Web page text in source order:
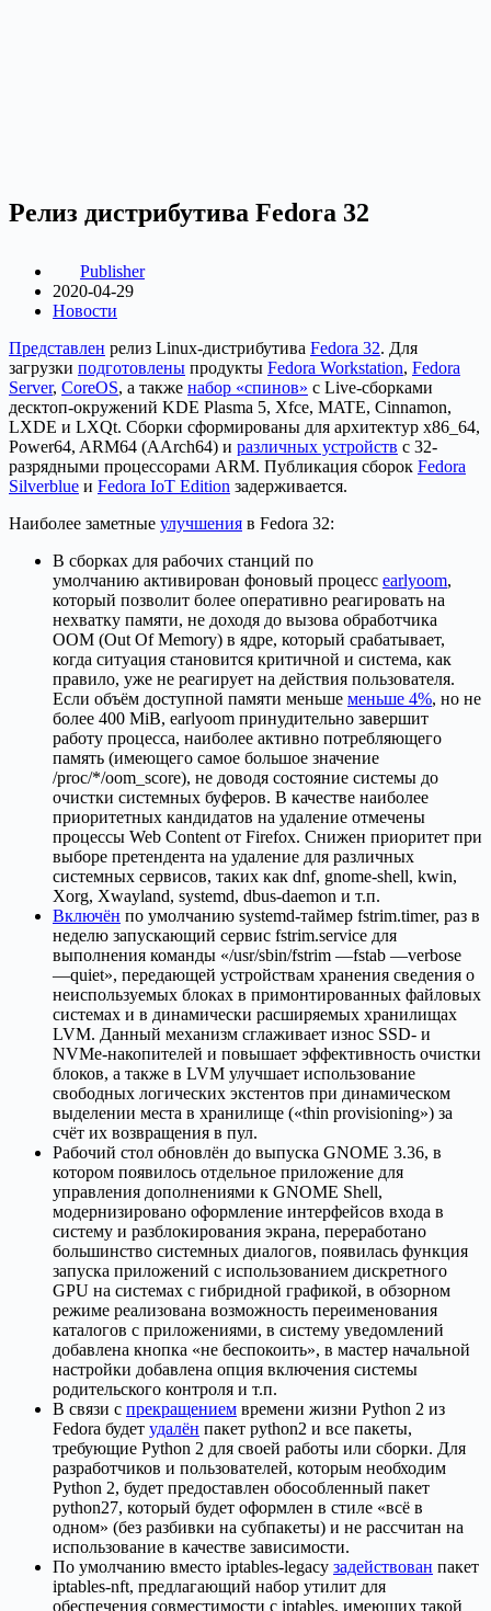
Релиз дистрибутива Fedora 32
Publisher
2020-04-29
Новости
Представлен релиз Linux-дистрибутива Fedora 32. Для
загрузки подготовлены продукты Fedora Workstation, Fedora
Server, CoreOS, а также набор «спинов» c Live-сборками
десктоп-окружений KDE Plasma 5, Xfce, MATE, Cinnamon,
LXDE и LXQt. Сборки сформированы для архитектур x86_64,
Power64, ARM64 (AArch64) и различных устройств с 32-
разрядными процессорами ARM. Публикация сборок Fedora
Silverblue и Fedora IoT Edition задерживается.
Наиболее заметные улучшения в Fedora 32:
В сборках для рабочих станций по
умолчанию активирован фоновый процесс earlyoom,
который позволит более оперативно реагировать на
нехватку памяти, не доходя до вызова обработчика
OOM (Out Of Memory) в ядре, который срабатывает,
когда ситуация становится критичной и система, как
правило, уже не реагирует на действия пользователя.
Если объём доступной памяти меньше меньше 4%, но не
более 400 MiB, earlyoom принудительно завершит
работу процесса, наиболее активно потребляющего
память (имеющего самое большое значение
/proc/*/oom_score), не доводя состояние системы до
очистки системных буферов. В качестве наиболее
приоритетных кандидатов на удаление отмечены
процессы Web Content от Firefox. Снижен приоритет при
выборе претендента на удаление для различных
системных сервисов, таких как dnf, gnome-shell, kwin,
Xorg, Xwayland, systemd, dbus-daemon и т.п.
Включён по умолчанию systemd-таймер fstrim.timer, раз в
неделю запускающий сервис fstrim.service для
выполнения команды «/usr/sbin/fstrim —fstab —verbose
—quiet», передающей устройствам хранения сведения о
неиспользуемых блоках в примонтированных файловых
системах и в динамически расширяемых хранилищах
LVM. Данный механизм сглаживает износ SSD- и
NVMe-накопителей и повышает эффективность очистки
блоков, а также в LVM улучшает использование
свободных логических экстентов при динамическом
выделении места в хранилище («thin provisioning») за
счёт их возвращения в пул.
Рабочий стол обновлён до выпуска GNOME 3.36, в
котором появилось отдельное приложение для
управления дополнениями к GNOME Shell,
модернизировано оформление интерфейсов входа в
систему и разблокирования экрана, переработано
большинство системных диалогов, появилась функция
запуска приложений с использованием дискретного
GPU на системах с гибридной графикой, в обзорном
режиме реализована возможность переименования
каталогов с приложениями, в систему уведомлений
добавлена кнопка «не беспокоить», в мастер начальной
настройки добавлена опция включения системы
родительского контроля и т.п.
В связи с прекращением времени жизни Python 2 из
Fedora будет удалён пакет python2 и все пакеты,
требующие Python 2 для своей работы или сборки. Для
разработчиков и пользователей, которым необходим
Python 2, будет предоставлен обособленный пакет
python27, который будет оформлен в стиле «всё в
одном» (без разбивки на субпакеты) и не рассчитан на
использование в качестве зависимости.
По умолчанию вместо iptables-legacy задействован пакет
iptables-nft, предлагающий набор утилит для
обеспечения совместимости с iptables, имеющих такой